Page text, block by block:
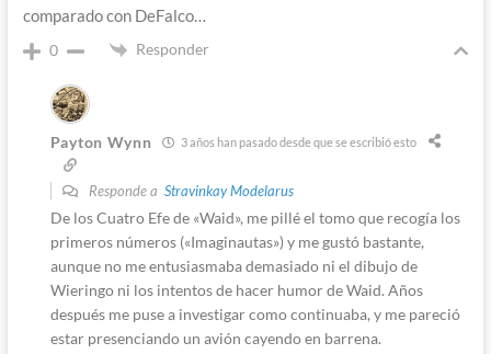
comparado con DeFalco…
0 Responder
Payton Wynn 3 años han pasado desde que se escribió esto
Responde a Stravinkay Modelarus
De los Cuatro Efe de «Waid», me pillé el tomo que recogía los
primeros números («Imaginautas») y me gustó bastante,
aunque no me entusiasmaba demasiado ni el dibujo de
Wieringo ni los intentos de hacer humor de Waid. Años
después me puse a investigar como continuaba, y me pareció
estar presenciando un avión cayendo en barrena.